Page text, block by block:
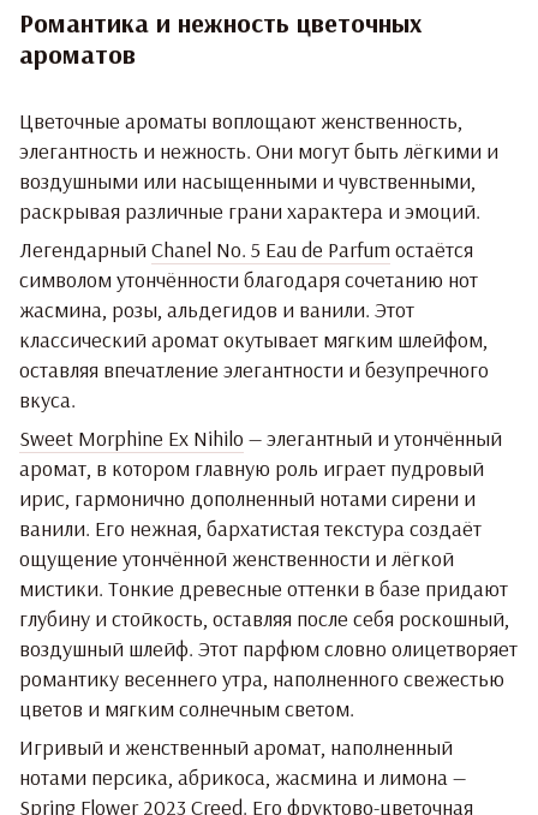
Романтика и нежность цветочных
ароматов
Цветочные ароматы воплощают женственность,
элегантность и нежность. Они могут быть лёгкими и
воздушными или насыщенными и чувственными,
раскрывая различные грани характера и эмоций.
Легендарный Chanel No. 5 Eau de Parfum остаётся
символом утончённости благодаря сочетанию нот
жасмина, розы, альдегидов и ванили. Этот
классический аромат окутывает мягким шлейфом,
оставляя впечатление элегантности и безупречного
вкуса.
Sweet Morphine Ex Nihilo — элегантный и утончённый
аромат, в котором главную роль играет пудровый
ирис, гармонично дополненный нотами сирени и
ванили. Его нежная, бархатистая текстура создаёт
ощущение утончённой женственности и лёгкой
мистики. Тонкие древесные оттенки в базе придают
глубину и стойкость, оставляя после себя роскошный,
воздушный шлейф. Этот парфюм словно олицетворяет
романтику весеннего утра, наполненного свежестью
цветов и мягким солнечным светом.
Игривый и женственный аромат, наполненный
нотами персика, абрикоса, жасмина и лимона —
Spring Flower 2023 Creed. Его фруктово-цветочная